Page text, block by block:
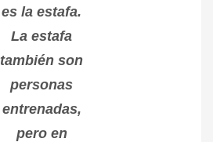
es la estafa.
La estafa
también son
personas
entrenadas,
pero en